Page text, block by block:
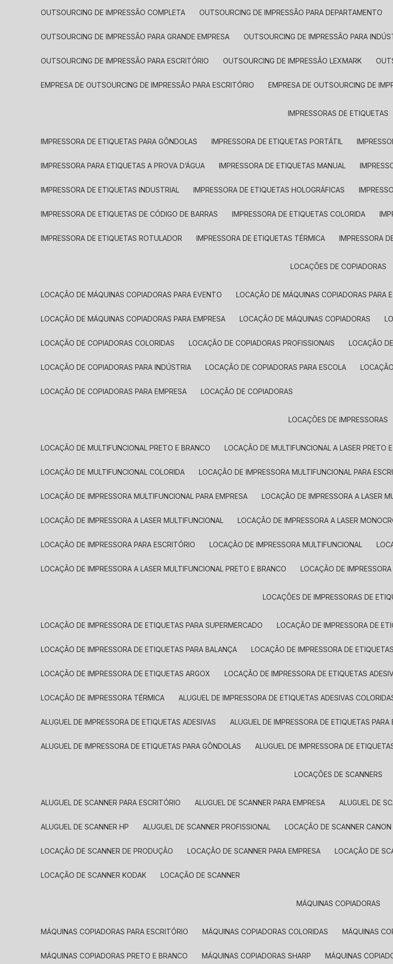
OUTSOURCING DE IMPRESSÃO COMPLETA OUTSOURCING DE IMPRESSÃO PARA DEPARTAMENTO
OUTSOURCING DE IMPRESSÃO PARA GRANDE EMPRESA OUTSOURCING DE IMPRESSÃO PARA
OUTSOURCING DE IMPRESSÃO PARA ESCRITÓRIO OUTSOURCING DE IMPRESSÃO LEXMARK
EMPRESA DE OUTSOURCING DE IMPRESSÃO PARA ESCRITÓRIO EMPRESA DE OUTSOURCING DE
IMPRESSORAS DE ETIQUETAS
IMPRESSORA DE ETIQUETAS PARA GÔNDOLAS IMPRESSORA DE ETIQUETAS PORTÁTIL
IMPRESSORA PARA ETIQUETAS A PROVA D’ÁGUA IMPRESSORA DE ETIQUETAS MANUAL
IMPRESSORA DE ETIQUETAS INDUSTRIAL IMPRESSORA DE ETIQUETAS HOLOGRÁFICAS
IMPRESSORA DE ETIQUETAS DE CÓDIGO DE BARRAS IMPRESSORA DE ETIQUETAS COLORIDA
IMPRESSORA DE ETIQUETAS ROTULADOR IMPRESSORA DE ETIQUETAS TÉRMICA IMPRESSORA
LOCAÇÕES DE COPIADORAS
LOCAÇÃO DE MÁQUINAS COPIADORAS PARA EVENTO LOCAÇÃO DE MÁQUINAS COPIADORAS PARA
LOCAÇÃO DE MÁQUINAS COPIADORAS PARA EMPRESA LOCAÇÃO DE MÁQUINAS COPIADORAS
LOCAÇÃO DE COPIADORAS COLORIDAS LOCAÇÃO DE COPIADORAS PROFISSIONAIS LOCAÇÃO
LOCAÇÃO DE COPIADORAS PARA INDÚSTRIA LOCAÇÃO DE COPIADORAS PARA ESCOLA
LOCAÇÃO DE COPIADORAS PARA EMPRESA LOCAÇÃO DE COPIADORAS
LOCAÇÕES DE IMPRESSORAS
LOCAÇÃO DE MULTIFUNCIONAL PRETO E BRANCO LOCAÇÃO DE MULTIFUNCIONAL A LASER PRETO
LOCAÇÃO DE MULTIFUNCIONAL COLORIDA LOCAÇÃO DE IMPRESSORA MULTIFUNCIONAL PARA
LOCAÇÃO DE IMPRESSORA MULTIFUNCIONAL PARA EMPRESA LOCAÇÃO DE IMPRESSORA A LASER
LOCAÇÃO DE IMPRESSORA A LASER MULTIFUNCIONAL LOCAÇÃO DE IMPRESSORA A LASER
LOCAÇÃO DE IMPRESSORA PARA ESCRITÓRIO LOCAÇÃO DE IMPRESSORA MULTIFUNCIONAL
LOCAÇÃO DE IMPRESSORA A LASER MULTIFUNCIONAL PRETO E BRANCO LOCAÇÃO DE
LOCAÇÕES DE IMPRESSORAS DE
LOCAÇÃO DE IMPRESSORA DE ETIQUETAS PARA SUPERMERCADO LOCAÇÃO DE IMPRESSORA DE
LOCAÇÃO DE IMPRESSORA DE ETIQUETAS PARA BALANÇA LOCAÇÃO DE IMPRESSORA DE
LOCAÇÃO DE IMPRESSORA DE ETIQUETAS ARGOX LOCAÇÃO DE IMPRESSORA DE ETIQUETAS
LOCAÇÃO DE IMPRESSORA TÉRMICA ALUGUEL DE IMPRESSORA DE ETIQUETAS ADESIVAS
ALUGUEL DE IMPRESSORA DE ETIQUETAS ADESIVAS ALUGUEL DE IMPRESSORA DE ETIQUETAS PARA
ALUGUEL DE IMPRESSORA DE ETIQUETAS PARA GÔNDOLAS ALUGUEL DE IMPRESSORA DE
LOCAÇÕES DE SCANNERS
ALUGUEL DE SCANNER PARA ESCRITÓRIO ALUGUEL DE SCANNER PARA EMPRESA ALUGUEL DE
ALUGUEL DE SCANNER HP ALUGUEL DE SCANNER PROFISSIONAL LOCAÇÃO DE SCANNER CANON
LOCAÇÃO DE SCANNER DE PRODUÇÃO LOCAÇÃO DE SCANNER PARA EMPRESA LOCAÇÃO DE
LOCAÇÃO DE SCANNER KODAK LOCAÇÃO DE SCANNER
MÁQUINAS COPIADORAS
MÁQUINAS COPIADORAS PARA ESCRITÓRIO MÁQUINAS COPIADORAS COLORIDAS MÁQUINAS
MÁQUINAS COPIADORAS PRETO E BRANCO MÁQUINAS COPIADORAS SHARP MÁQUINAS